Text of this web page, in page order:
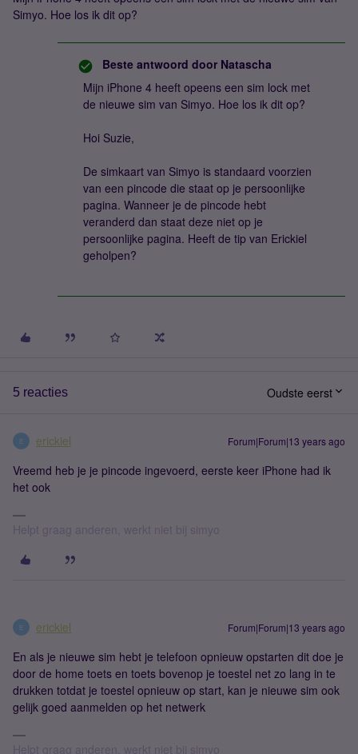
Simyo. Hoe los ik dit op?
Beste antwoord door Natascha
Mijn iPhone 4 heeft opeens een sim lock met
de nieuwe sim van Simyo. Hoe los ik dit op?
Hoi Suzie,
De simkaart van Simyo is standaard voorzien
van een pincode die staat op je persoonlijke
pagina. Wanneer je de pincode hebt
veranderd dan staat deze niet op je
persoonlijke pagina. Heeft de tip van Erickiel
geholpen?
5 reacties Oudste eerst
E erickiel Forum|Forum|13 years ago
Vreemd heb je je pincode ingevoerd, eerste keer iPhone had ik
het ook
Helpt graag anderen, werkt niet bij simyo
E erickiel Forum|Forum|13 years ago
En als je nieuwe sim hebt je telefoon opnieuw opstarten dit doe je
door de home toets en toets bovenop je toestel net zo lang in te
drukken totdat je toestel opnieuw op start, kan je nieuwe sim ook
gelijk goed aanmelden op het netwerk
Helpt graag anderen, werkt niet bij simyo